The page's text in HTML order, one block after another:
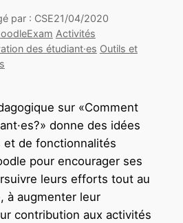
par : CSE21/04/2020
Activités
des étudiant·es Outils et
sur «Comment
donne des idées
et de fonctionnalités
pour encourager ses
leurs efforts tout au
à augmenter leur
contribution aux activités